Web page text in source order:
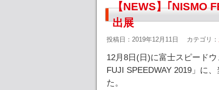
【NEWS】｢NISMO
出展
投稿日：2019年12月11日 カテゴリ：
12月8日(日)に富士スピード
FUJI SPEEDWAY 2019」に
た。